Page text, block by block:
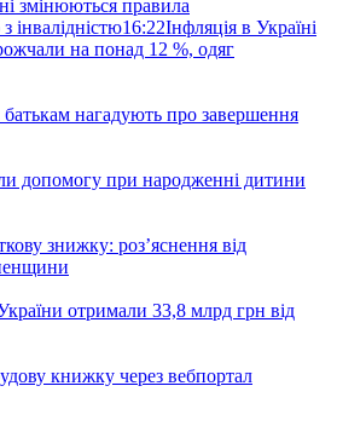
змінюються правила
інвалідністю16:22Інфляція в Україні
на понад 12 %, одяг
нагадують про завершення
допомогу при народженні дитини
знижку: роз’яснення від
отримали 33,8 млрд грн від
книжку через вебпортал